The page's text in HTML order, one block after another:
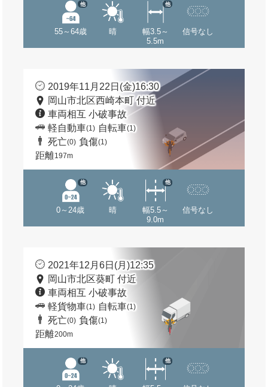
55～64歳
他
晴
幅3.5～
5.5m
他
信号なし
2019年11月22日(金)16:30
岡山市北区西崎本町 付近
車両相互 小破事故
軽自動車(1) 自転車(1)
死亡(0) 負傷(1)
距離197m
0～24歳
他
晴
幅5.5～
9.0m
他
信号なし
2021年12月6日(月)12:35
岡山市北区葵町 付近
車両相互 小破事故
軽貨物車(1) 自転車(1)
死亡(0) 負傷(1)
距離200m
他 他